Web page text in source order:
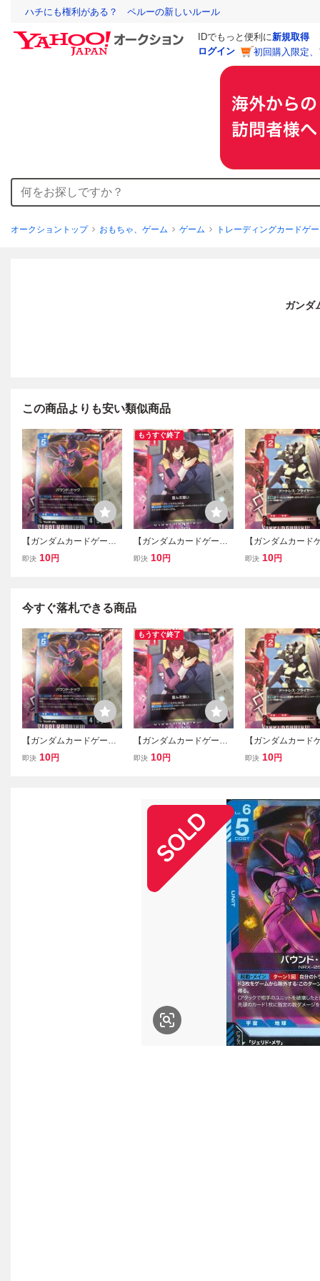
ハチにも権利がある？ ペルーの新しいルール
IDでもっと便利に新規取得
ログイン
初回購入限定
オークショントップ おもちゃ、ゲーム ゲーム トレーディングカードゲ
ガン
この商品よりも安い類似商品
【ガンダムカードゲー
ム】 C GD03-015 バウン
即決 10円
もうすぐ終了
【ガンダムカードゲー
ム】 C GD03-112 歪んだ
即決 10円
【ガンダムカード
ム】 C GD03-044
即決 10円
今すぐ落札できる商品
【ガンダムカードゲー
ム】 C GD03-015 バウン
即決 10円
もうすぐ終了
【ガンダムカードゲー
ム】 C GD03-112 歪んだ
即決 10円
【ガンダムカード
ム】 C GD03-044
即決 10円